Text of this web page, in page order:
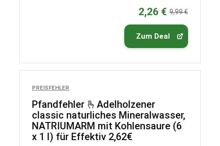
2,26 € 9,99 €
Zum Deal
PREISFEHLER
Pfandfehler 🫰Adelholzener
classic naturliches Mineralwasser,
NATRIUMARM mit Kohlensaure (6
x 1 l) für Effektiv 2,62€